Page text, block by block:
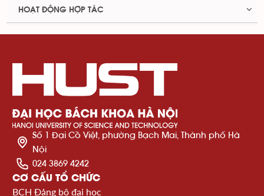
HOẠT ĐỘNG HỢP TÁC
Số 1 Đại Cồ Việt, phường Bạch Mai, Thành phố Hà
Nội
024 3869 4242
CƠ CẤU TỔ CHỨC
BCH Đảng bộ đại học